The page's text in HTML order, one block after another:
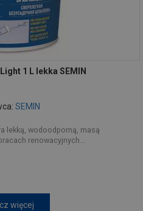
1 L lekka SEMIN
SEMIN
lekką, wodoodporną, masą
renowacyjnych...
więcej